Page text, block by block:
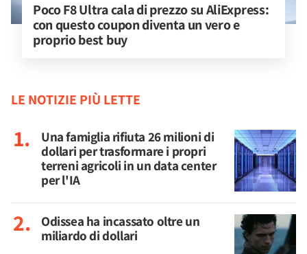
Poco F8 Ultra cala di prezzo su AliExpress:
con questo coupon diventa un vero e
proprio best buy
LE NOTIZIE PIÙ LETTE
Una famiglia rifiuta 26 milioni di
dollari per trasformare i propri
terreni agricoli in un data center
per l'IA
Odissea ha incassato oltre un
miliardo di dollari